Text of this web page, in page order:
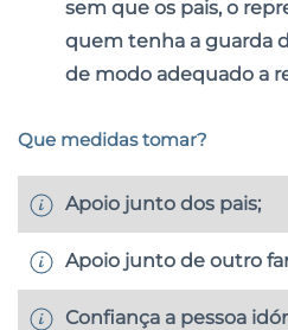
sem que os pais, o
quem tenha a guarda
de modo adequado a
Que medidas tomar?
Apoio junto dos pais;
Apoio junto de outro
Confiança a pessoa